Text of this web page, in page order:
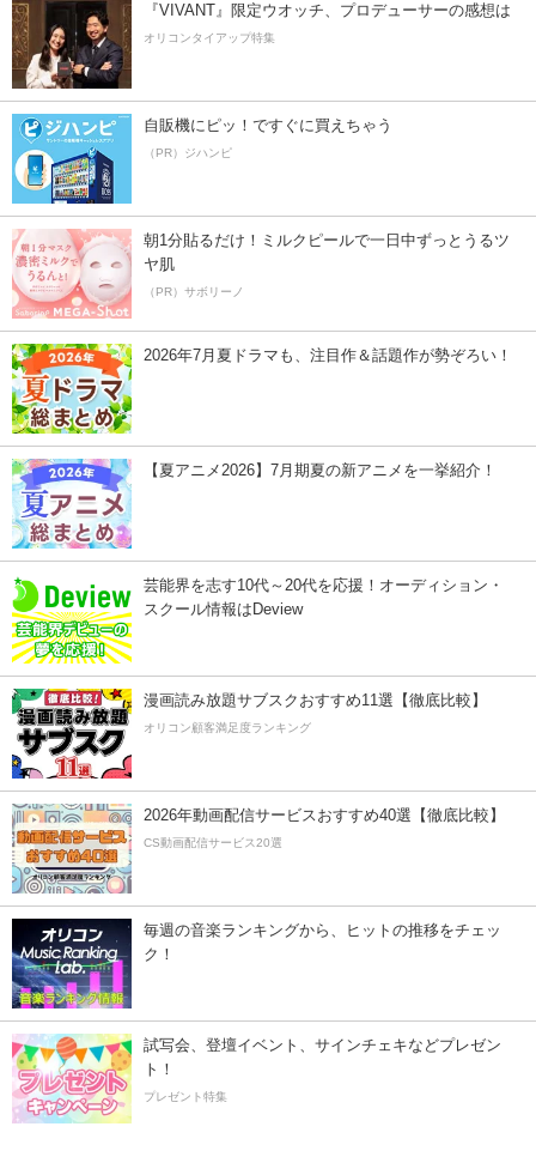
『VIVANT』限定ウオッチ、プロデューサーの感想は
オリコンタイアップ特集
自販機にピッ！ですぐに買えちゃう
（PR）ジハンピ
朝1分貼るだけ！ミルクピールで一日中ずっとうるツ
ヤ肌
（PR）サボリーノ
2026年7月夏ドラマも、注目作＆話題作が勢ぞろい！
【夏アニメ2026】7月期夏の新アニメを一挙紹介！
芸能界を志す10代～20代を応援！オーディション・
スクール情報はDeview
漫画読み放題サブスクおすすめ11選【徹底比較】
オリコン顧客満足度ランキング
2026年動画配信サービスおすすめ40選【徹底比較】
CS動画配信サービス20選
毎週の音楽ランキングから、ヒットの推移をチェッ
ク！
試写会、登壇イベント、サインチェキなどプレゼン
ト！
プレゼント特集